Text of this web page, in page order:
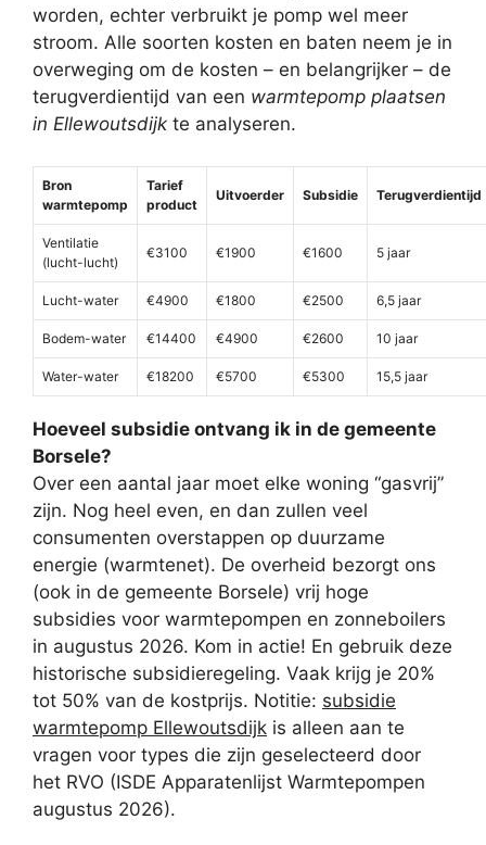
worden, echter verbruikt je pomp wel meer
stroom. Alle soorten kosten en baten neem je in
overweging om de kosten – en belangrijker – de
terugverdientijd van een warmtepomp plaatsen
in Ellewoutsdijk te analyseren.
Bron
warmtepomp
Tarief
product
Uitvoerder Subsidie Terugverdientijd
Ventilatie
(lucht-lucht)
€3100 €1900 €1600 5 jaar
Lucht-water €4900 €1800 €2500 6,5 jaar
Bodem-water €14400 €4900 €2600 10 jaar
Water-water €18200 €5700 €5300 15,5 jaar
Hoeveel subsidie ontvang ik in de gemeente
Borsele?
Over een aantal jaar moet elke woning “gasvrij”
zijn. Nog heel even, en dan zullen veel
consumenten overstappen op duurzame
energie (warmtenet). De overheid bezorgt ons
(ook in de gemeente Borsele) vrij hoge
subsidies voor warmtepompen en zonneboilers
in augustus 2026. Kom in actie! En gebruik deze
historische subsidieregeling. Vaak krijg je 20%
tot 50% van de kostprijs. Notitie: subsidie
warmtepomp Ellewoutsdijk is alleen aan te
vragen voor types die zijn geselecteerd door
het RVO (ISDE Apparatenlijst Warmtepompen
augustus 2026).